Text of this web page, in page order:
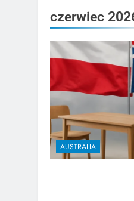
czerwiec
AUSTRALIA